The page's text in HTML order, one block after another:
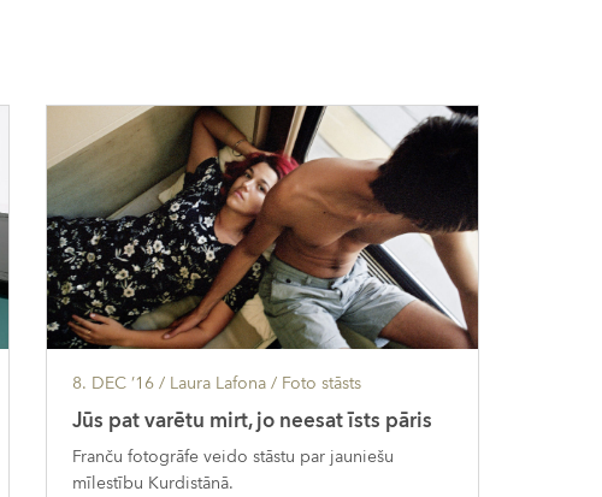
8. DEC ’16/ Laura Lafona / Foto stāsts
Jūs pat varētu mirt, jo neesat īsts pāris
Franču fotogrāfe veido stāstu par jauniešu
mīlestību Kurdistānā.